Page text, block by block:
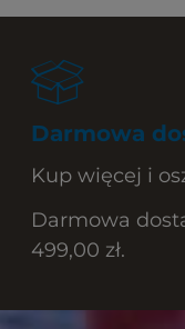
Darmowa
Kup więcej i
Darmowa
499,00 zł.